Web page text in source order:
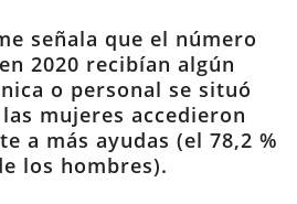
señala que el número
2020 recibían algún
o personal se situó
mujeres accedieron
a más ayudas (el 78,2 %
los hombres).